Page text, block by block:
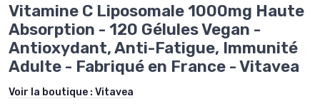
Vitamine C Liposomale 1000mg Haute
Absorption - 120 Gélules Vegan -
Antioxydant, Anti-Fatigue, Immunité
Adulte - Fabriqué en France - Vitavea
Voir la boutique : Vitavea